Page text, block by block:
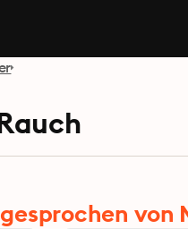
von